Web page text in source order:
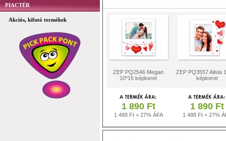
PIACTÉR
Akciós, kifutó termékek
ZEP PQ2546 Megan
10*15 képkeret
ZEP PQ3557 Alisia
képkeret
1 890 Ft
1 488 Ft + 27% ÁFA
1 890 Ft
1 488 Ft + 27%